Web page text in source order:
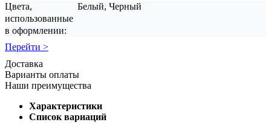
Цвета,
использованные
в оформлении:
Белый, Черный
Перейти >
Доставка
Варианты оплаты
Наши преимущества
Характеристики
Список вариаций